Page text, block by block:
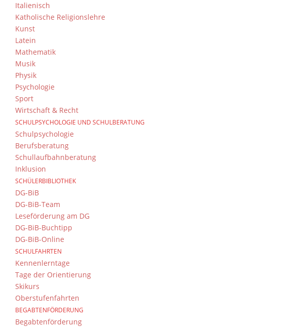
Italienisch
Katholische Religionslehre
Kunst
Latein
Mathematik
Musik
Physik
Psychologie
Sport
Wirtschaft & Recht
SCHULPSYCHOLOGIE UND SCHULBERATUNG
Schulpsychologie
Berufsberatung
Schullaufbahnberatung
Inklusion
SCHÜLERBIBLIOTHEK
DG-BiB
DG-BiB-Team
Leseförderung am DG
DG-BiB-Buchtipp
DG-BiB-Online
SCHULFAHRTEN
Kennenlerntage
Tage der Orientierung
Skikurs
Oberstufenfahrten
BEGABTENFÖRDERUNG
Begabtenförderung